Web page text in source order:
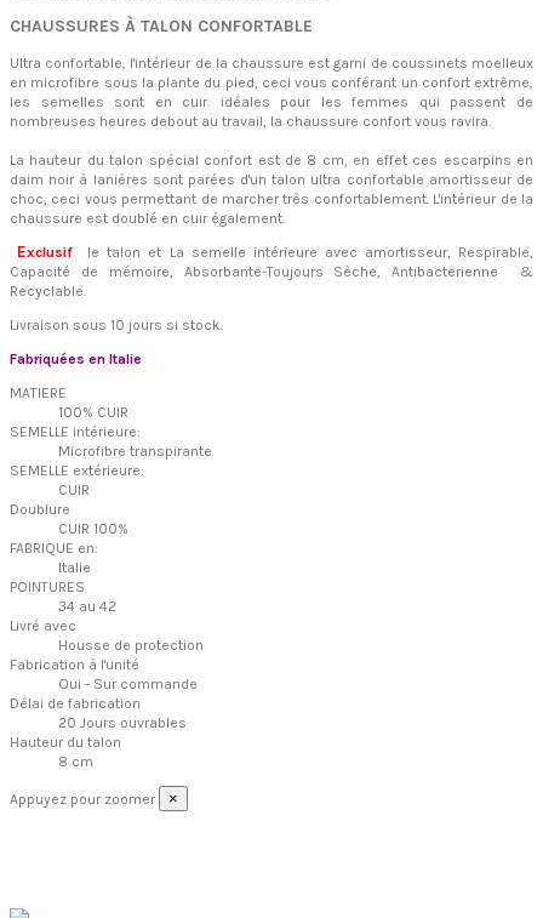
CHAUSSURES À TALON CONFORTABLE
Ultra confortable, l'intérieur de la chaussure est garni de coussinets moelleux
en microfibre sous la plante du pied, ceci vous conférant un confort extrême,
les semelles sont en cuir. idéales pour les femmes qui passent de
nombreuses heures debout au travail, la chaussure confort vous ravira.
La hauteur du talon spécial confort est de 8 cm, en effet ces escarpins en
daim noir à lanières sont parées d'un talon ultra confortable amortisseur de
choc, ceci vous permettant de marcher très confortablement. L'intérieur de la
chaussure est doublé en cuir également.
Exclusif
le talon et La semelle intérieure avec amortisseur, Respirable,
Capacité de mémoire, Absorbante-Toujours Sèche, Antibacterienne &
Recyclable.
Livraison sous 10 jours si stock.
Fabriquées en Italie
MATIERE
100% CUIR
SEMELLE intérieure:
Microfibre transpirante
SEMELLE extérieure:
CUIR
Doublure
CUIR 100%
FABRIQUE en:
Italie
POINTURES
34 au 42
Livré avec
Housse de protection
Fabrication à l'unité
Oui - Sur commande
Délai de fabrication
20 Jours ouvrables
Hauteur du talon
8 cm
Appuyez pour zoomer ×